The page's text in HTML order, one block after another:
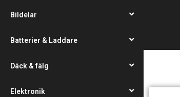
Bildelar
Batterier & Laddare
Däck & fälg
Elektronik